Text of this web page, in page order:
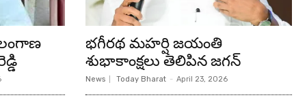
భగీరథ మహర్షి జయంతి
శుభాకాంక్షలు తెలిపిన జగన్‌
News Today Bharat - April 23, 2026